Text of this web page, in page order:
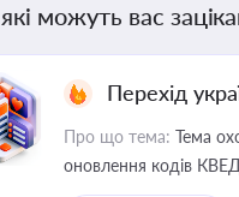
можуть вас
Перехід
Про що тема: Тема
оновлення кодів